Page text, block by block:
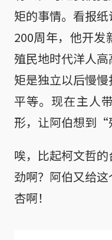
矩的事情。看报
200周年，他开发
殖民地时代洋人
矩是独立以后慢
平等。现在主人
形，让阿伯想到“
唉，比起柯文哲
劲啊？阿伯又给
杏啊！